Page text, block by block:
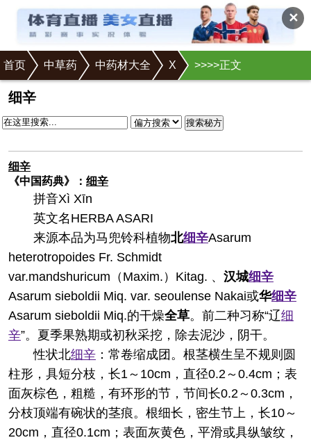
✕
首页 >
中草药 >
中药材大全 >
X >正文
细辛
搜索秘方
细辛
《中国药典》： 细辛
拼音Xì Xīn
英文名 HERBA ASARI
来源本品为马兜铃科植物北细辛Asarum
heterotropoides Fr. Schmidt
var.mandshuricum（Maxim.）Kitag. 、 汉城细辛
Asarum sieboldii Miq. var. seoulense Nakai或华细辛
Asarum sieboldii Miq.的干燥全草。前二种习称“辽细
辛”。夏季果熟期或初秋采挖，除去泥沙，阴干。
性状北细辛 ：常卷缩成团。根茎横生呈不规则圆
柱形，具短分枝，长1～10cm，直径0.2～0.4cm；表
面灰棕色，粗糙，有环形的节，节间长0.2～0.3cm，
分枝顶端有碗状的茎痕。根细长，密生节上，长10～
20cm，直径0.1cm；表面灰黄色，平滑或具纵皱纹，